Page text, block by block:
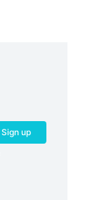
Sign up